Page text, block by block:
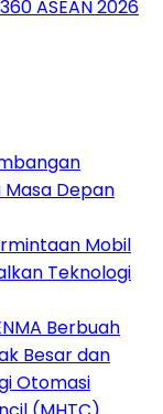
ASEAN 2026
Masa Depan
Mobil
Teknologi
Berbuah
Besar dan
Otomasi